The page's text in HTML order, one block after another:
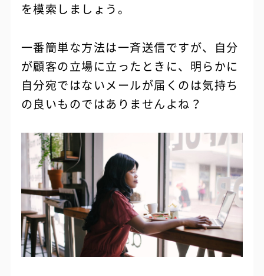
を模索しましょう。
一番簡単な方法は一斉送信ですが、自分
が顧客の立場に立ったときに、明らかに
自分宛ではないメールが届くのは気持ち
の良いものではありませんよね？